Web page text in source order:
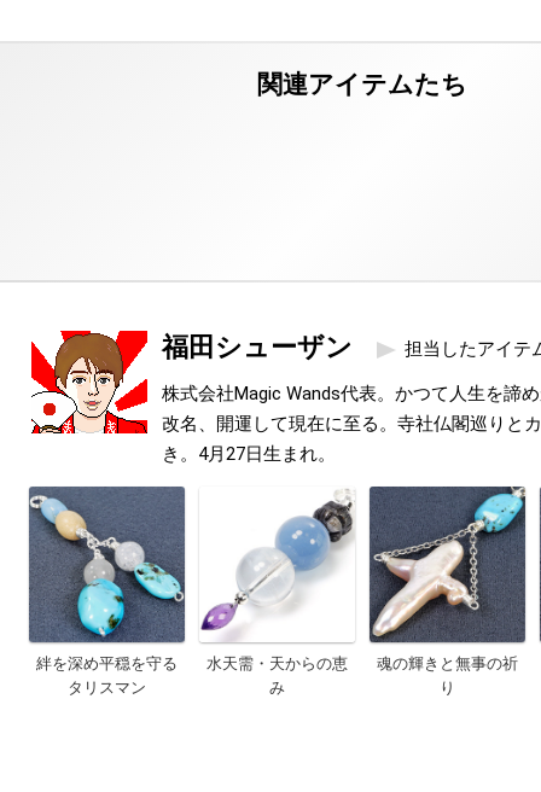
福田シューザン 担当したアイテ
株式会社Magic Wands代表。かつて人生を諦
改名、開運して現在に至る。寺社仏閣巡りと
き。4月27日生まれ。
絆を深め平穏を守る
タリスマン
水天需・天からの恵
み
魂の輝きと無事の祈
り